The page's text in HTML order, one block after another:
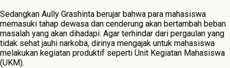
Sedangkan Aully Grashinta berujar bahwa para mahasiswa
memasuki tahap dewasa dan cenderung akan bertambah beban
masalah yang akan dihadapi. Agar terhindar dari pergaulan yang
tidak sehat jauhi narkoba, dirinya mengajak untuk mahasiswa
melakukan kegiatan produktif seperti Unit Kegiatan Mahasiswa
(UKM).